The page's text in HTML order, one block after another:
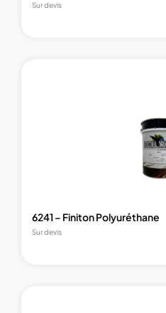
Sur devis
6241 – Finiton Polyuréthane
Sur devis